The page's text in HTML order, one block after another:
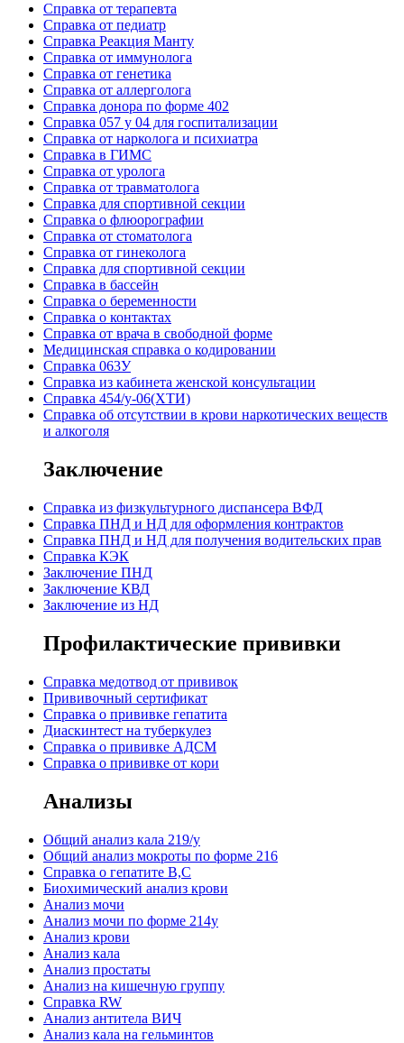
Справка от терапевта
Справка от педиатр
Cправка Реакция Манту
Cправка от иммунолога
Cправка от генетика
Cправка от аллерголога
Cправка донора по форме 402
Cправка 057 у 04 для госпитализации
Справка от нарколога и психиатра
Справка в ГИМС
Cправка от уролога
Справка от травматолога
Справка для спортивной секции
Справка о флюорографии
Справка от стоматолога
Справка от гинеколога
Справка для спортивной секции
Справка в бассейн
Справка о беременности
Справка о контактах
Справка от врача в свободной форме
Медицинская справка о кодировании
Справка 063У
Справка из кабинета женской консультации
Справка 454/у-06(ХТИ)
Справка об отсутствии в крови наркотических веществ
и алкоголя
Заключение
Cправка из физкультурного диспансера ВФД
Cправка ПНД и НД для оформления контрактов
Справка ПНД и НД для получения водительских прав
Справка КЭК
Заключение ПНД
Заключение КВД
Заключение из НД
Профилактические прививки
Справка медотвод от прививок
Прививочный сертификат
Cправка о прививке гепатита
Диаскинтест на туберкулез
Справка о прививке АДСМ
Справка о прививке от кори
Анализы
Общий анализ кала 219/у
Общий анализ мокроты по форме 216
Справка о гепатите B,C
Биохимический анализ крови
Анализ мочи
Анализ мочи по форме 214у
Анализ крови
Анализ кала
Анализ простаты
Анализ на кишечную группу
Справка RW
Анализ антитела ВИЧ
Анализ кала на гельминтов